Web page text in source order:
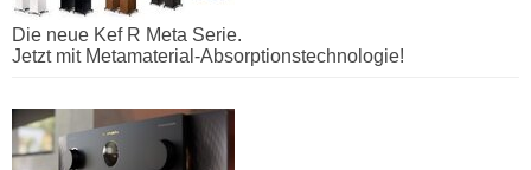
Die neue Kef R Meta Serie.
Jetzt mit Metamaterial-Absorptionstechnologie!